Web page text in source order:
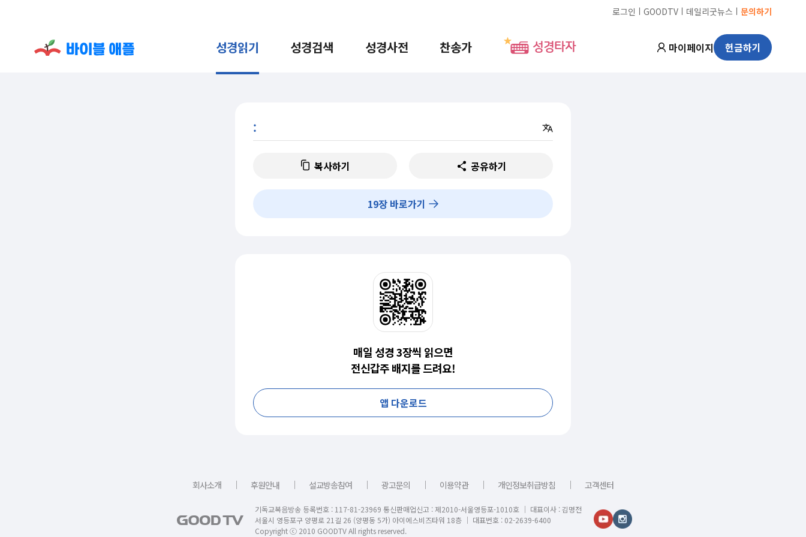
로그인 ㅣ GOODTV ㅣ 데일리굿뉴스 ㅣ 문의하기
성경읽기 성경검색 성경사전 찬송가 성경타자 마이페이지 헌금하기
:
복사하기 공유하기
19장 바로가기
매일 성경 3장씩 읽으면
전신갑주 배지를 드려요!
앱 다운로드
회사소개 ｜ 후원안내 ｜ 설교방송참여 ｜ 광고문의 ｜ 이용약관 ｜ 개인정보취급방침 ｜ 고객센터
기독교복음방송 등록번호 : 117-81-23969 통신판매업신고 : 제2010-서울영등포-1010호 │ 대표이사 : 김명전
서울시 영등포구 양평로 21길 26 (양평동 5가) 아이에스비즈타워 18층 │ 대표번호 : 02-2639-6400
Copyright ⓒ 2010 GOODTV All rights reserved.